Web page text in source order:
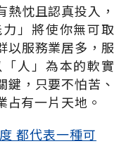
忱且認真投入，
」將使你無可取
以服務業居多，服
人」為本的軟實
，只要不怕苦、
有一片天地。
都代表一種可